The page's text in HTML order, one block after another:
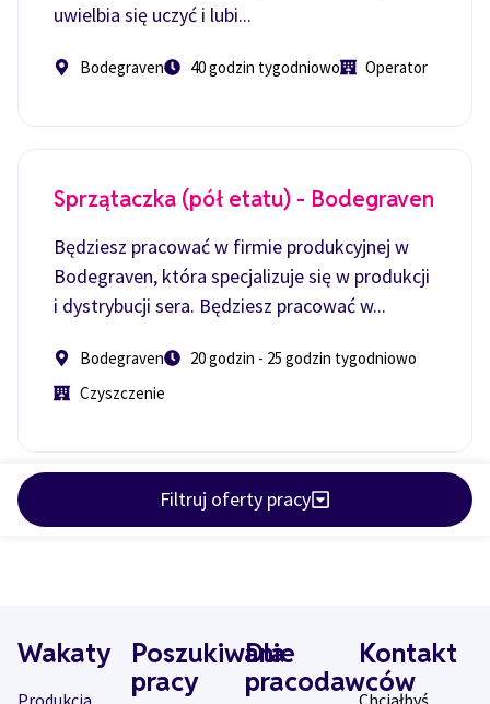
uwielbia się uczyć i lubi...
Bodegraven 40 godzin tygodniowo Operator
Sprzątaczka (pół etatu) - Bodegraven
Będziesz pracować w firmie produkcyjnej w
Bodegraven, która specjalizuje się w produkcji
i dystrybucji sera. Będziesz pracować w...
Bodegraven
20 godzin - 25 godzin tygodniowo
Czyszczenie
Filtruj oferty pracy
Wakaty
Produkcja
Poszukiwanie
pracy
Dla
pracodawców
Kontakt
Chciałbyś